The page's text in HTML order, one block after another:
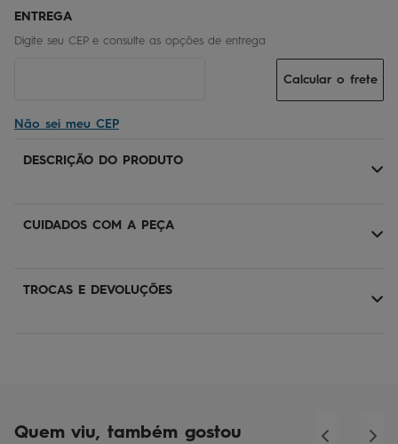
Não sei meu CEP
Calcular o frete
DESCRIÇÃO DO PRODUTO
CUIDADOS COM A PEÇA
TROCAS E DEVOLUÇÕES
Quem viu, também gostou